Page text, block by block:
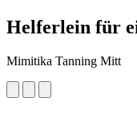
Helferlein für
Mimitika Tanning Mitt